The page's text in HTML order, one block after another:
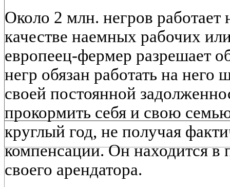
Около 2 млн. негров
качестве наемных рабочих
европеец-фермер разрешает
негр обязан работать на него
своей постоянной
прокормить себя и свою
круглый год, не получая
компенсации. Он находится в
своего арендатора.